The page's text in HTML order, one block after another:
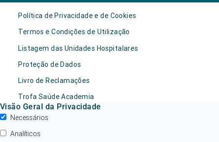
Política de Privacidade e de Cookies
Termos e Condições de Utilização
Listagem das Unidades Hospitalares
Proteção de Dados
Livro de Reclamações
Trofa Saúde Academia
Visão Geral da Privacidade
Necessários
Analíticos